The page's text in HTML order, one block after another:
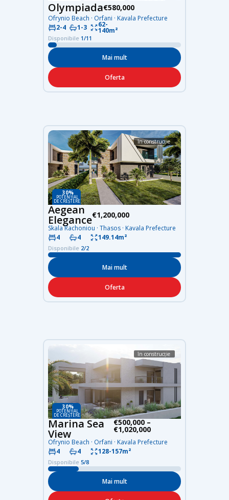
Olympiada€580,000
Ofrynio Beach · Orfani · Kavala Prefecture
2-4
1-3 62-
140m²
Disponibile 1/11
Mai mult
Oferta
30%
DE CREȘTERE
POTENȚIAL
în construcție
Aegean
Elegance€1,200,000
Skala Rachoniou · Thasos · Kavala Prefecture
4
4 149.14m²
Disponibile 2/2
Mai mult
Oferta
30%
DE CREȘTERE
POTENȚIAL
în construcție
Marina Sea
View
€500,000 –
€1,020,000
Ofrynio Beach · Orfani · Kavala Prefecture
4
4 128-157m²
Disponibile 5/8
Mai mult